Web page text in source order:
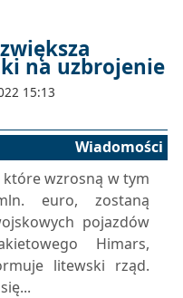
na uzbrojenie
15:13
Wiadomości
wzrosną w tym
euro, zostaną
pojazdów
Himars,
litewski rząd.